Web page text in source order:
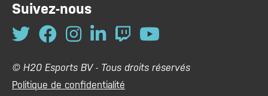
Suivez-nous
© H20 Esports BV - Tous droits réservés
Politique de confidentialité